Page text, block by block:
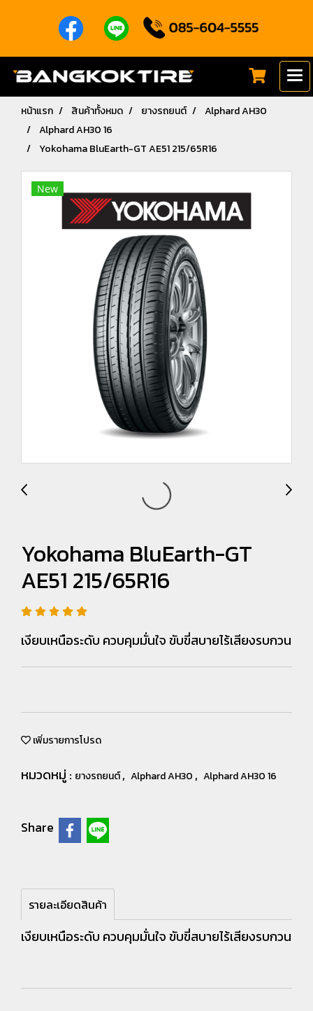
หน้าแรก สินค้าทั้งหมด ยางรถยนต์
Alphard AH30
Alphard AH30 16
Yokohama BluEarth-GT AE51 215/65R16
New
Yokohama BluEarth-GT
AE51 215/65R16
เงียบเหนือระดับ ควบคุมมั่นใจ ขับขี่สบายไร้เสียงรบกวน
เพิ่มรายการโปรด
หมวดหมู่ : ยางรถยนต์, Alphard AH30 , Alphard AH30 16
Share
รายละเอียดสินค้า
เงียบเหนือระดับ ควบคุมมั่นใจ ขับขี่สบายไร้เสียงรบกวน